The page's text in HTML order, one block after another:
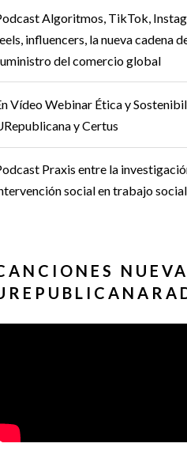
Algoritmos, TikTok,
influencers, la nueva cadena
del comercio global
Vídeo Webinar Ética y
y Certus
Praxis entre la
social en trabajo social